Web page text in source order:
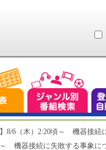
8/6（木）2:20頃～ 機器接続
～ 機器接続に失敗する事象に